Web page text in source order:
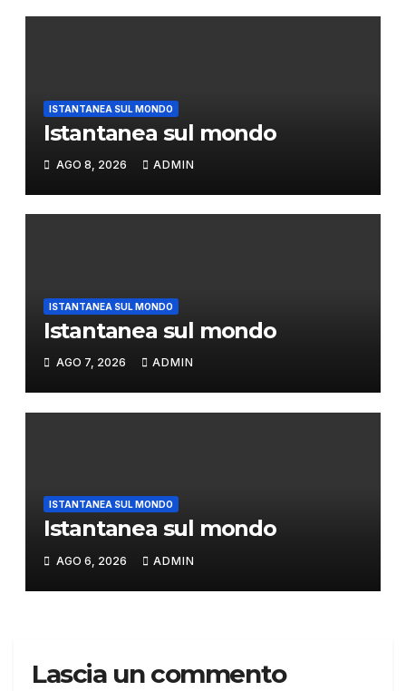
ISTANTANEA SUL MONDO
Istantanea sul mondo
AGO 8, 2026 ADMIN
ISTANTANEA SUL MONDO
Istantanea sul mondo
AGO 7, 2026 ADMIN
ISTANTANEA SUL MONDO
Istantanea sul mondo
AGO 6, 2026 ADMIN
Lascia un commento